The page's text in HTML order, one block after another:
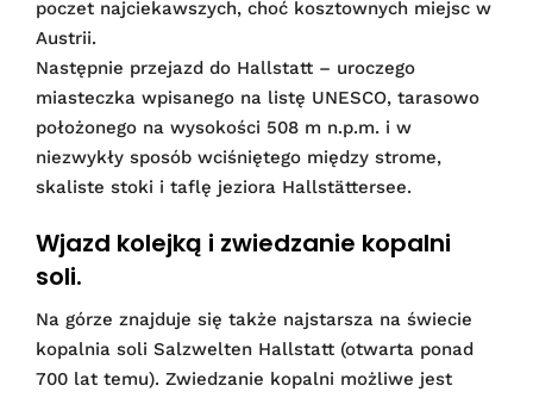
poczet najciekawszych, choć kosztownych miejsc w
Austrii.
Następnie przejazd do Hallstatt – uroczego
miasteczka wpisanego na listę UNESCO, tarasowo
położonego na wysokości 508 m n.p.m. i w
niezwykły sposób wciśniętego między strome,
skaliste stoki i taflę jeziora Hallstättersee.
Wjazd kolejką i zwiedzanie kopalni
soli.
Na górze znajduje się także najstarsza na świecie
kopalnia soli Salzwelten Hallstatt (otwarta ponad
700 lat temu). Zwiedzanie kopalni możliwe jest